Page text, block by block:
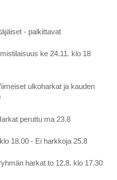
- palkittavat
ke 24.11. klo 18
ulkoharkat ja kauden
peruttu ma 23.8
18.00 - Ei harkkoja 25.8
harkat to 12.8. klo 17.30